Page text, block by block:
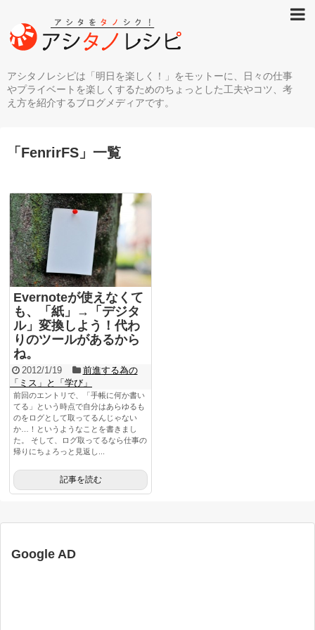
アシタノレシピは「明日を楽しく！」をモットーに、日々の仕事
やプライベートを楽しくするためのちょっとした工夫やコツ、考
え方を紹介するブログメディアです。
「 FenrirFS 」 一覧
Evernoteが使えなくて
も、「紙」→「デジタ
ル」変換しよう！代わ
りのツールがあるから
ね。
2012/1/19
前進する為の
「ミス」と「学び」
前回のエントリで、「手帳に何か書い
てる」という時点で自分はあらゆるも
のをログとして取ってるんじゃない
か…！というようなことを書きまし
た。 そして、ログ取ってるなら仕事の
帰りにちょろっと見返し...
記事を読む
Google AD